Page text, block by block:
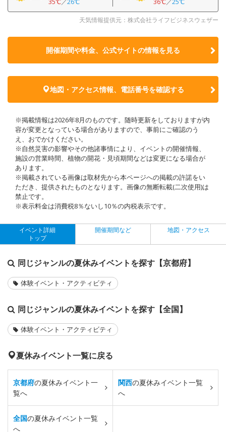
天気情報提供元：株式会社ライフビジネスウェザー
開催期間や料金、公式サイトの情報を見る
地図・アクセス情報、電話番号を確認する
※掲載情報は2026年8月のものです。随時更新をしておりますが内
容が変更となっている場合がありますので、事前にご確認のう
え、おでかけください。
※自然災害の影響やその他諸事情により、イベントの開催情報、
施設の営業時間、植物の開花・見頃期間などは変更になる場合が
あります。
※掲載されている画像は取材先から本ページへの掲載の許諾をい
ただき、提供されたものとなります。画像の無断転載(二次使用)は
禁止です。
※表示料金は消費税8％ないし10％の内税表示です。
イベント詳細
トップ
開催期間など 地図・アクセス
同じジャンルの夏休みイベントを探す【京都府】
体験イベント・アクティビティ
同じジャンルの夏休みイベントを探す【全国】
体験イベント・アクティビティ
夏休みイベント一覧に戻る
京都府の夏休みイベント一
覧へ
関西の夏休みイベント一覧
へ
全国の夏休みイベント一覧
へ